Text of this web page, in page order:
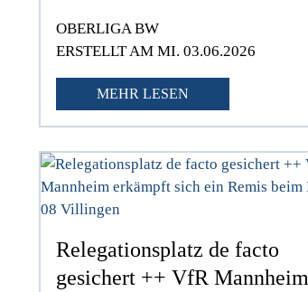
OBERLIGA BW
ERSTELLT AM MI. 03.06.2026
MEHR LESEN
Relegationsplatz de facto
gesichert ++ VfR Mannheim